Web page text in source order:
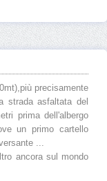
precisamente
strada asfaltata del
prima dell'albergo
un primo cartello
...
ancora sul mondo